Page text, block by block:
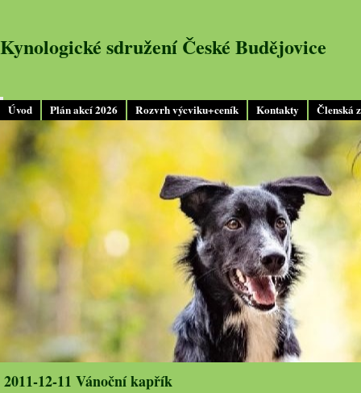
Úvod Plán akcí 2026 Rozvrh výcviku+ceník Kontakty Členská
Kynologické sdružení České Budějovice
2011-12-11 Vánoční kapřík